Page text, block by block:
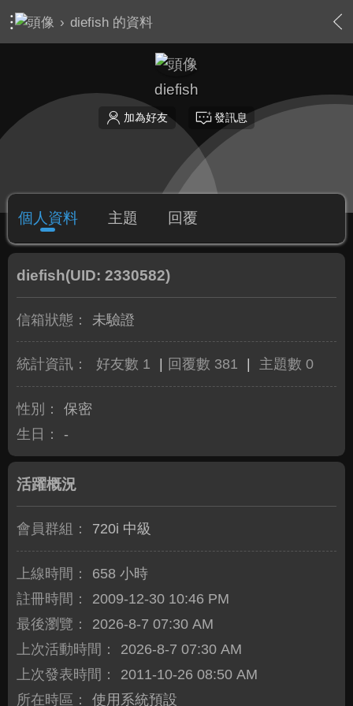
› diefish 的資料
diefish
加為好友 發訊息
個人資料 主題 回覆
diefish(UID: 2330582)
信箱狀態： 未驗證
統計資訊： 好友數 1 回覆數 381 主題數 0
性別：
保密
生日：
-
活躍概況
會員群組： 720i 中級
上線時間：
658 小時
註冊時間：
2009-12-30 10:46 PM
最後瀏覽：
2026-8-7 07:30 AM
上次活動時間：
2026-8-7 07:30 AM
上次發表時間：
2011-10-26 08:50 AM
所在時區：
使用系統預設